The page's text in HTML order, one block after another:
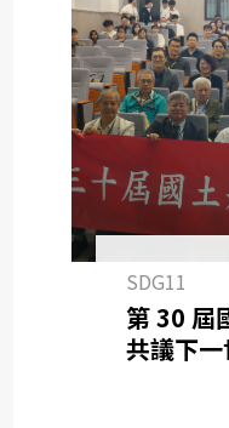
SDG11
第 30
共議下